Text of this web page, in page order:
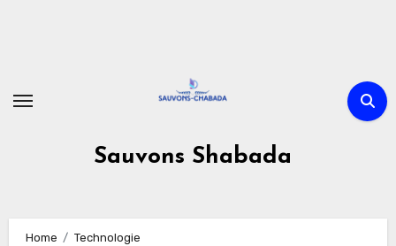
Sauvons Shabada
Home
Technologie